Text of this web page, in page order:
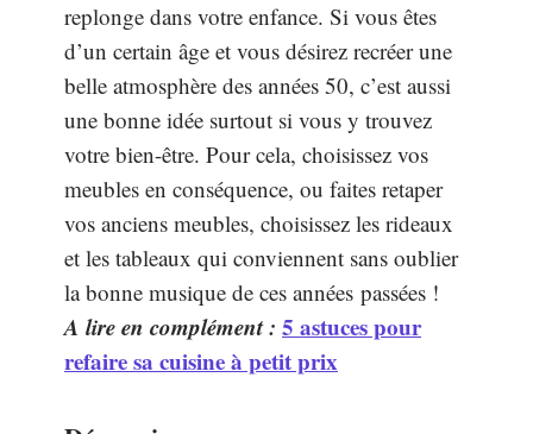
replonge dans votre enfance. Si vous êtes
d’un certain âge et vous désirez recréer une
belle atmosphère des années 50, c’est aussi
une bonne idée surtout si vous y trouvez
votre bien-être. Pour cela, choisissez vos
meubles en conséquence, ou faites retaper
vos anciens meubles, choisissez les rideaux
et les tableaux qui conviennent sans oublier
la bonne musique de ces années passées !
A lire en complément : 5 astuces pour
refaire sa cuisine à petit prix